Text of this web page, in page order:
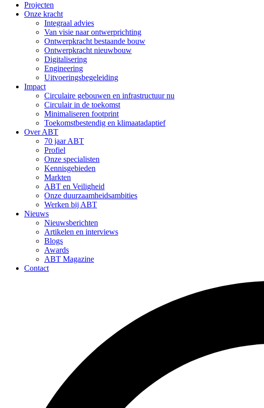
Projecten
Onze kracht
Integraal advies
Van visie naar ontwerprichting
Ontwerpkracht bestaande bouw
Ontwerpkracht nieuwbouw
Digitalisering
Engineering
Uitvoeringsbegeleiding
Impact
Circulaire gebouwen en infrastructuur nu
Circulair in de toekomst
Minimaliseren footprint
Toekomstbestendig en klimaatadaptief
Over ABT
70 jaar ABT
Profiel
Onze specialisten
Kennisgebieden
Markten
ABT en Veiligheid
Onze duurzaamheidsambities
Werken bij ABT
Nieuws
Nieuwsberichten
Artikelen en interviews
Blogs
Awards
ABT Magazine
Contact